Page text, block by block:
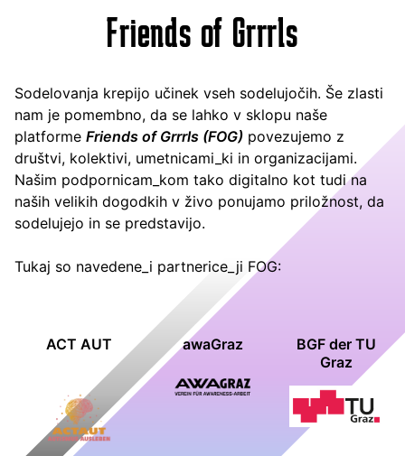
Friends of Grrrls
Sodelovanja krepijo učinek vseh sodelujočih. Še zlasti
nam je pomembno, da se lahko v sklopu naše
platforme Friends of Grrrls (FOG) povezujemo z
društvi, kolektivi, umetnicami_ki in organizacijami.
Našim podpornicam_kom tako digitalno kot tudi na
naših velikih dogodkih v živo ponujamo priložnost, da
sodelujejo in se predstavijo.
Tukaj so navedene_i partnerice_ji FOG:
ACT AUT awaGraz
BGF der TU
Graz